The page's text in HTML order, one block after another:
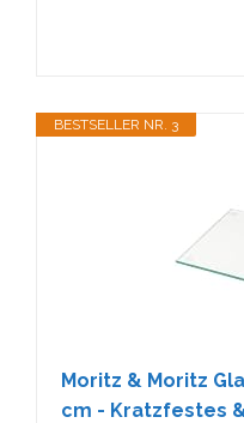
BESTSELLER NR. 3
Moritz & Moritz
cm - Kratzfestes